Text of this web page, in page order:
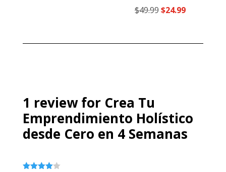
$49.99.$24.99.
con
$49.99El
$24.99El
1 review for Crea Tu
Emprendimiento Holístico
desde Cero en 4 Semanas